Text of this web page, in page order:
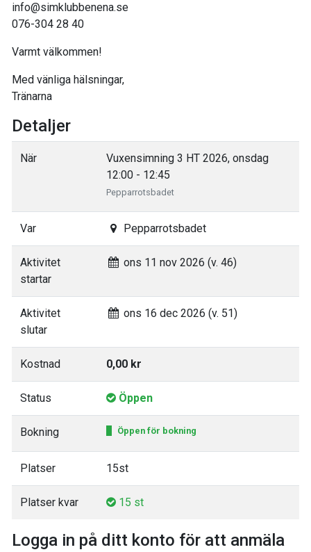
info@simklubbenena.se
076-304 28 40
Varmt välkommen!
Med vänliga hälsningar,
Tränarna
Detaljer
När
Vuxensimning 3 HT 2026, onsdag
12:00 - 12:45
Pepparrotsbadet
Var Pepparrotsbadet
Aktivitet
startar
ons 11 nov 2026 (v. 46)
Aktivitet
slutar
ons 16 dec 2026 (v. 51)
Kostnad 0,00 kr
Status Öppen
Bokning Öppen för bokning
Platser 15st
Platser kvar 15 st
Logga in på ditt konto för att anmäla